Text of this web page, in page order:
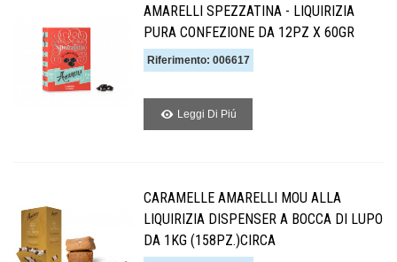
AMARELLI SPEZZATINA - LIQUIRIZIA
PURA CONFEZIONE DA 12PZ X 60GR
Riferimento: 006617
Leggi Di Piú
CARAMELLE AMARELLI MOU ALLA
LIQUIRIZIA DISPENSER A BOCCA DI LUPO
DA 1KG (158PZ.)CIRCA